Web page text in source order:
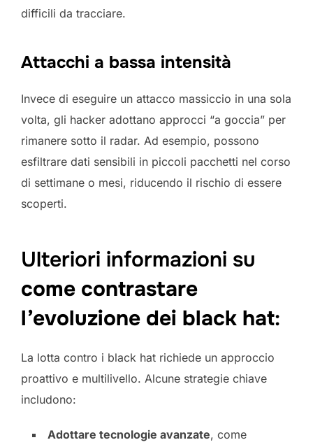
difficili da tracciare.
Attacchi a bassa intensità
Invece di eseguire un attacco massiccio in una sola
volta, gli hacker adottano approcci “a goccia” per
rimanere sotto il radar. Ad esempio, possono
esfiltrare dati sensibili in piccoli pacchetti nel corso
di settimane o mesi, riducendo il rischio di essere
scoperti.
Ulteriori informazioni su
come contrastare
l’evoluzione dei black hat:
La lotta contro i black hat richiede un approccio
proattivo e multilivello. Alcune strategie chiave
includono:
Adottare tecnologie avanzate, come